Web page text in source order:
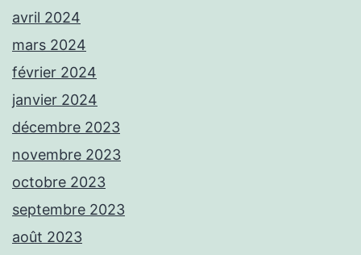
avril 2024
mars 2024
février 2024
janvier 2024
décembre 2023
novembre 2023
octobre 2023
septembre 2023
août 2023